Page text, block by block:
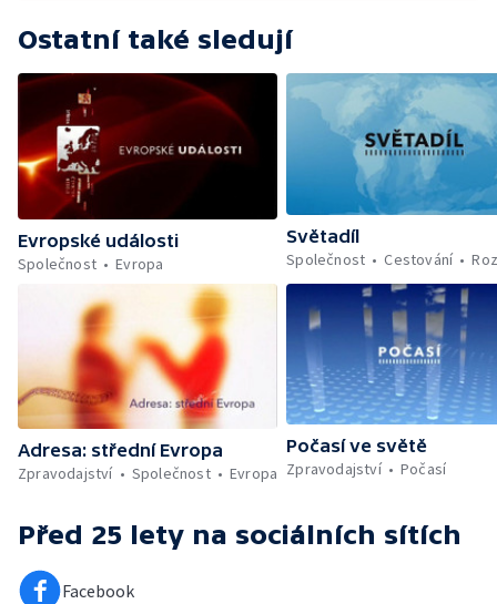
Ostatní také sledují
Evropské události
Společnost
Evropa
Světadíl
Společnost
Cestování
Adresa: střední Evropa
Zpravodajství
Společnost Evropa
Počasí ve světě
Zpravodajství
Počasí
Před 25 lety na sociálních sítích
Facebook